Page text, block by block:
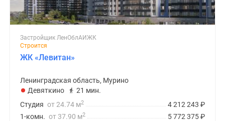
Застройщик ЛенОблАИЖК
Строится
ЖК «Левитан»
Ленинградская область, Мурино
Девяткино
21 мин.
4 212 243 ₽
Студия от 24.74 м2
5 772 375₽
1-комн. от 37.90 м2